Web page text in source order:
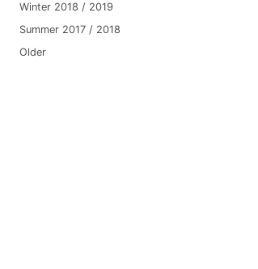
Winter 2018 / 2019
Summer 2017 / 2018
Older